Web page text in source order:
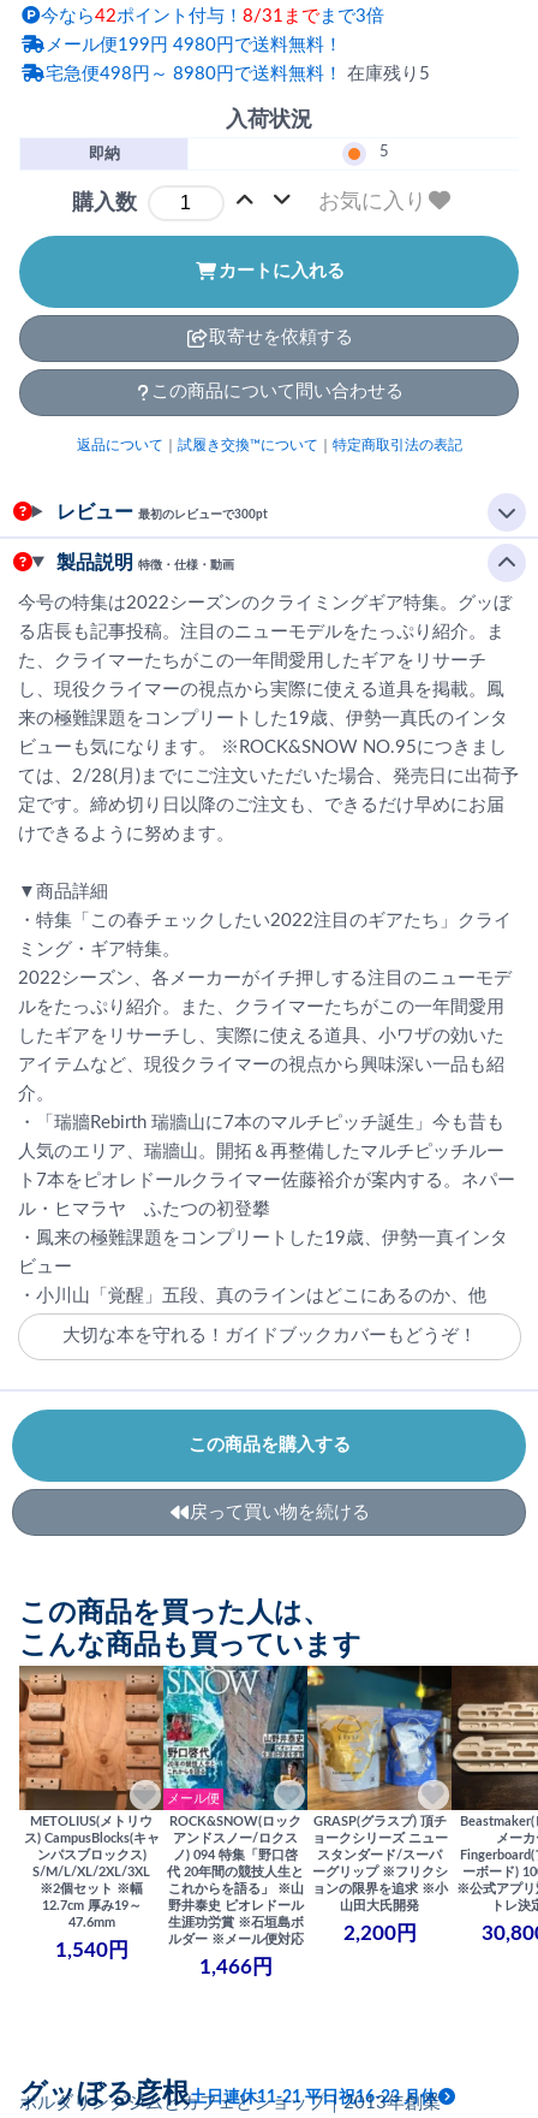
今なら42ポイント付与！ 8/31まで まで3倍
メール便199円 4980円で送料無料！
宅急便498円～ 8980円で送料無料！ 在庫残り5
入荷状況
即納 5
購入数 お気に入り
カートに入れる
取寄せを依頼する
この商品について問い合わせる
返品について 試履き交換™について 特定商取引法の表記
レビュー 最初のレビューで300pt
製品説明 特徴・仕様・動画
今号の特集は2022シーズンのクライミングギア特集。グッぼ
る店長も記事投稿。注目のニューモデルをたっぷり紹介。ま
た、クライマーたちがこの一年間愛用したギアをリサーチ
し、現役クライマーの視点から実際に使える道具を掲載。鳳
来の極難課題をコンプリートした19歳、伊勢一真氏のインタ
ビューも気になります。 ※ROCK&SNOW NO.95につきまし
ては、2/28(月)までにご注文いただいた場合、発売日に出荷予
定です。締め切り日以降のご注文も、できるだけ早めにお届
けできるように努めます。
▼商品詳細
・特集「この春チェックしたい2022注目のギアたち」クライ
ミング・ギア特集。
2022シーズン、各メーカーがイチ押しする注目のニューモデ
ルをたっぷり紹介。また、クライマーたちがこの一年間愛用
したギアをリサーチし、実際に使える道具、小ワザの効いた
アイテムなど、現役クライマーの視点から興味深い一品も紹
介。
・「瑞牆Rebirth 瑞牆山に7本のマルチピッチ誕生」今も昔も
人気のエリア、瑞牆山。開拓＆再整備したマルチピッチルー
ト7本をピオレドールクライマー佐藤裕介が案内する。ネパー
ル・ヒマラヤ ふたつの初登攀
・鳳来の極難課題をコンプリートした19歳、伊勢一真インタ
ビュー
・小川山「覚醒」五段、真のラインはどこにあるのか、他
大切な本を守れる！ガイドブックカバーもどうぞ！
この商品を購入する
戻って買い物を続ける
この商品を買った人は、
こんな商品も買っています
METOLIUS(メトリウ
ス) CampusBlocks(キャ
ンパスブロックス)
S/M/L/XL/2XL/3XL
※2個セット ※幅
12.7cm 厚み19～
47.6mm
1,540円
メール便
ROCK&SNOW(ロック
アンドスノー/ロクス
ノ) 094 特集「野口啓
代 20年間の競技人生と
これからを語る」 ※山
野井泰史 ピオレドール
生涯功労賞 ※石垣島ボ
ルダー ※メール便対応
1,466円
GRASP(グラスプ) 頂チ
ョークシリーズ ニュー
スタンダード/スーパ
ーグリップ ※フリクシ
ョンの限界を追求 ※小
山田大氏開発
2,200円
メーカ
ーボード)
※公式アプ
トレ決
ボルダリングジムとカフェとショップ｜2013年創業
グッぼる彦根土日連休11-21 平日祝16-23 月休